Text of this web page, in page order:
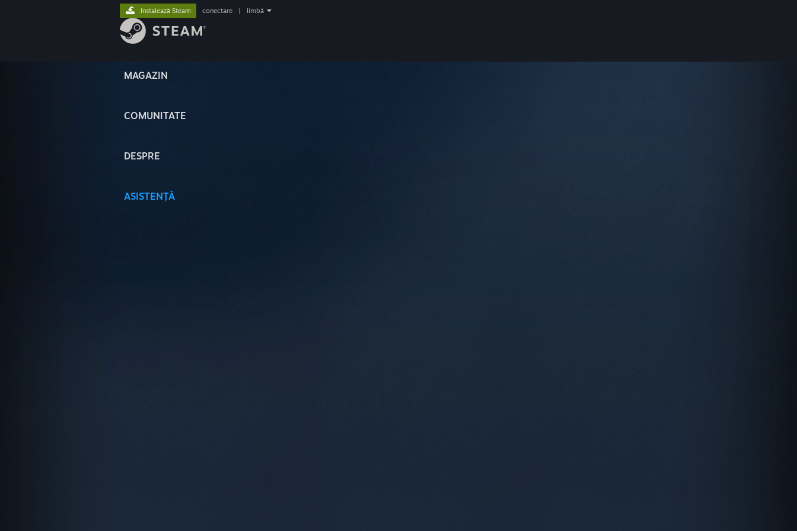
MAGAZIN
COMUNITATE
DESPRE
ASISTENȚĂ
Instalează Steam conectare limbă